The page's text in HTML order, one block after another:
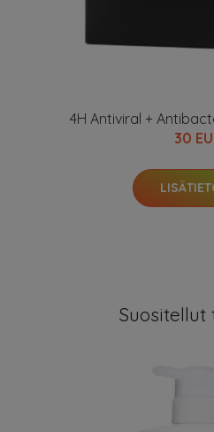
4H Antiviral +
30
Suositellut